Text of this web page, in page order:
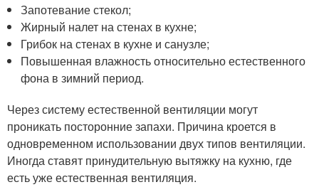
Запотевание стекол;
Жирный налет на стенах в кухне;
Грибок на стенах в кухне и санузле;
Повышенная влажность относительно естественного
фона в зимний период.
Через систему естественной вентиляции могут
проникать посторонние запахи. Причина кроется в
одновременном использовании двух типов вентиляции.
Иногда ставят принудительную вытяжку на кухню, где
есть уже естественная вентиляция.